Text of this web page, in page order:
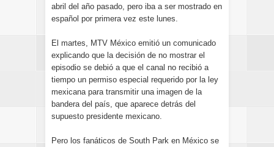
abril del año pasado, pero iba a ser mostrado en
español por primera vez este lunes.
El martes, MTV México emitió un comunicado
explicando que la decisión de no mostrar el
episodio se debió a que el canal no recibió a
tiempo un permiso especial requerido por la ley
mexicana para transmitir una imagen de la
bandera del país, que aparece detrás del
supuesto presidente mexicano.
Pero los fanáticos de South Park en México se